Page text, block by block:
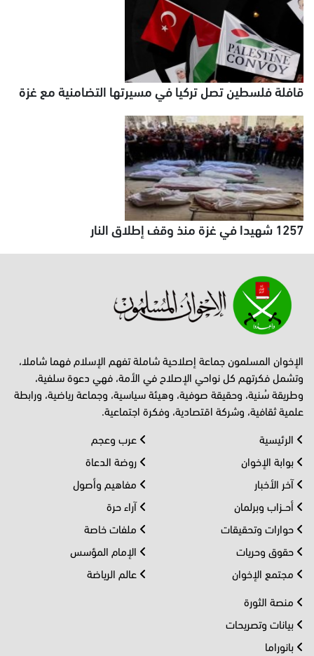
قافلة فلسطين تصل تركيا في مسيرتها التضامنية مع غزة
1257 شهيدا في غزة منذ وقف إطلاق النار
الإخوان المسلمون جماعة إصلاحية شاملة تفهم الإسلام فهما شاملا،
وتشمل فكرتهم كل نواحي الإصلاح في الأمة، فهي دعوة سلفية،
وطريقة سُنية، وحقيقة صوفية، وهيئة سياسية، وجماعة رياضية، ورابطة
علمية ثقافية، وشركة اقتصادية، وفكرة اجتماعية.
الرئيسية
بوابة الإخوان
آخر الأخبار
أحــزاب وبرلمان
حوارات وتحقيقات
حقوق وحريات
مجتمع الإخوان
عرب وعجم
روضة الدعاة
مفاهيم وأصول
آراء حرة
ملفات خاصة
الإمام المؤسس
عالم الرياضة
منصة الثورة
بيانات وتصريحات
بانوراما